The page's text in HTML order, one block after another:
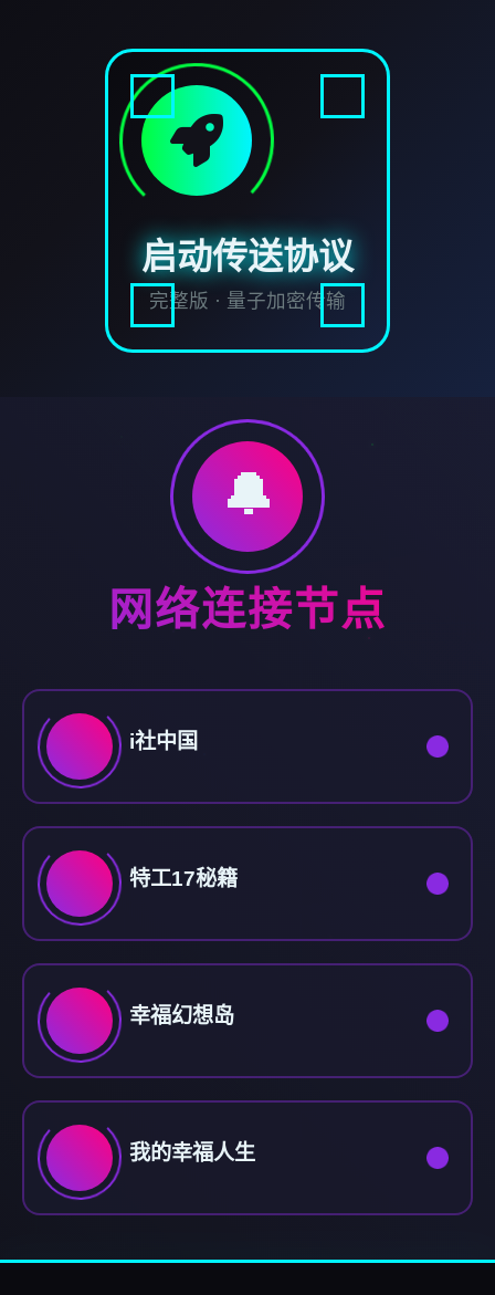
启动传送协议
完整版 · 量子加密传输
🔔
网络连接节点
i社中国
特工17秘籍
幸福幻想岛
我的幸福人生